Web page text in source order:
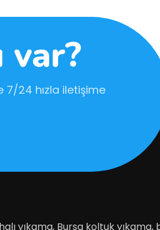
koltuk yıkama hizmetimizle,
koltuklarınızın uzun
zamanla toz ve kir biriken
var?
7/24 hızla iletişime
yıkama, Bursa koltuk